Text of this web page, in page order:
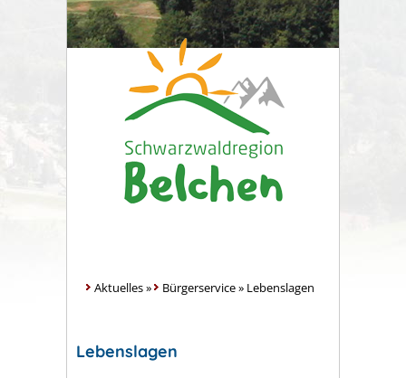
Aktuelles» Bürgerservice» Lebenslagen
Lebenslagen